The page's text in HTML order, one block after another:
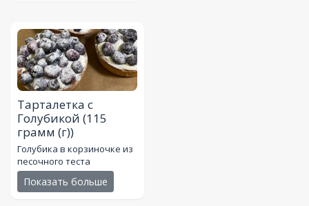
Тарталетка с
Голубикой (115
грамм (г))
Голубика в корзиночке из
песочного теста
Показать больше